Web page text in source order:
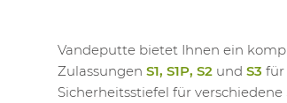
Vandeputte bietet Ihnen ein
Zulassungen S1, S1P, S2 und S3 für
Sicherheitsstiefel für